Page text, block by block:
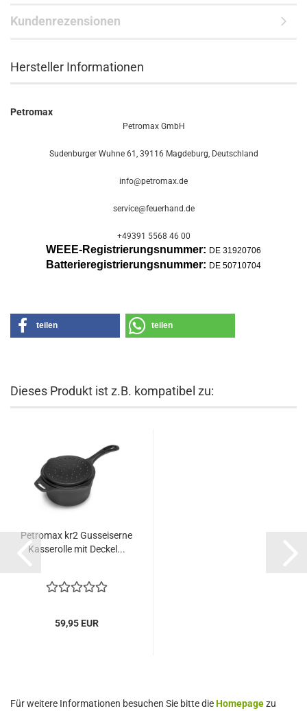
Kundenrezensionen
Hersteller Informationen
Petromax
Petromax GmbH
Sudenburger Wuhne 61, 39116 Magdeburg, Deutschland
info@petromax.de
service@feuerhand.de
+49391 5568 46 00
WEEE-Registrierungsnummer: DE 31920706
Batterieregistrierungsnummer: DE 50710704
teilen teilen
Dieses Produkt ist z.B. kompatibel zu:
Petromax kr2 Gusseiserne
Kasserolle mit Deckel...
59,95 EUR
Für weitere Informationen besuchen Sie bitte dieHomepagezu